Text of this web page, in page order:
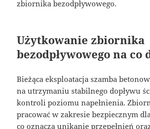
zbiornika bezodpływowego.
Użytkowanie zbiornika
bezodpływowego na co
Bieżąca eksploatacja szamba
na utrzymaniu stabilnego dopływu
kontroli poziomu napełnienia.
pracować w zakresie bezpiecznym
co oznacza unikanie przepełnień